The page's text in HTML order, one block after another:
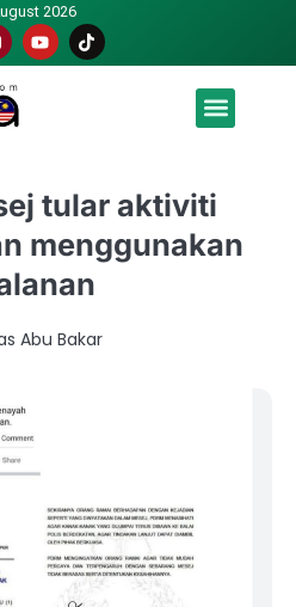
2026
tular aktiviti
menggunakan
Abu Bakar